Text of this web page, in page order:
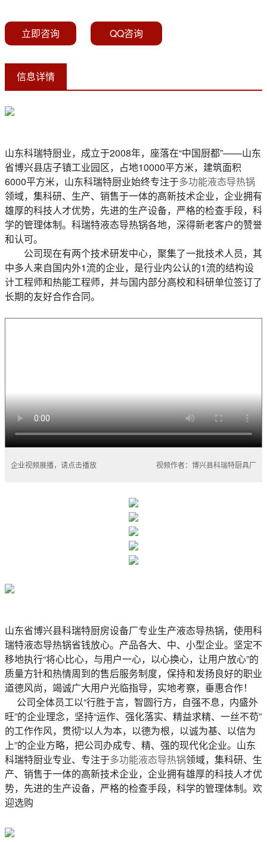
立即咨询 QQ咨询
信息详情
山东科瑞特厨业，成立于2008年，座落在“中国厨都”——山东
省博兴县店子镇工业园区，占地10000平方米，建筑面积
6000平方米，山东科瑞特厨业始终专注于多功能液态导热锅
领域，集科研、生产、销售于一体的高新技术企业，企业拥有
雄厚的科技人才优势，先进的生产设备，严格的检查手段，科
学的管理体制。科瑞特液态导热锅各地，深得新老客户的赞誉
和认可。
公司现在有两个技术研发中心，聚集了一批技术人员，其
中多人来自国内外1流的企业，是行业内公认的1流的结构设
计工程师和热能工程师，并与国内部分高校和科研单位签订了
长期的友好合作合同。
企业视频展播，请点击播放 视频作者：博兴县科瑞特厨具厂
山东省博兴县科瑞特厨房设备厂专业生产液态导热锅，使用科
瑞特液态导热锅省钱放心。产品各大、中、小型企业。坚定不
移地执行“将心比心，与用户一心，以心换心，让用户放心”的
质量方针和热情周到的售后服务制度，保持和发扬良好的职业
道德风尚，竭诚广大用户光临指导，实地考察，垂惠合作！
公司全体员工以“行胜于言，智圆行方，自强不息，内盛外
旺”的企业理念，坚持“运作、强化落实、精益求精、一丝不苟”
的工作作风，贯彻“以人为本，以德为根，以诚为基、以信为
上”的企业方略，把公司办成专、精、强的现代化企业。山东
科瑞特厨业专业、专注于多功能液态导热锅领域，集科研、生
产、销售于一体的高新技术企业，企业拥有雄厚的科技人才优
势，先进的生产设备，严格的检查手段，科学的管理体制。欢
迎选购